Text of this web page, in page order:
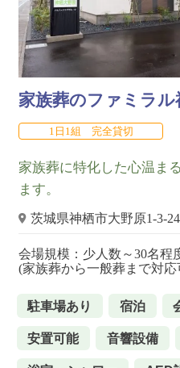
家族葬のファミラル
1日1組 完全貸切
家族葬に特化した心温ま
ます。
茨城県神栖市大野原1-3-24
会場規模：少人数～30名程
(家族葬から一般葬まで対応
駐車場あり 宿泊
安置可能 音響設備